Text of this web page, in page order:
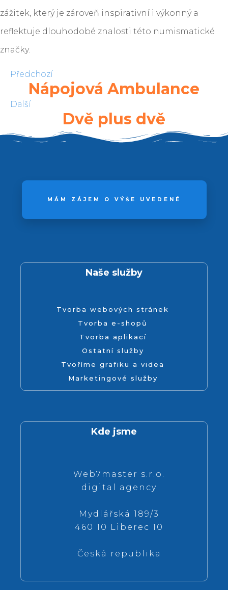
zážitek, který je zároveň inspirativní i výkonný a
reflektuje dlouhodobé znalosti této numismatické
značky.
Předchozí
Nápojová Ambulance
Další
Dvě plus dvě
MÁM ZÁJEM O VÝŠE UVEDENÉ
Naše služby
Tvorba webových stránek
Tvorba e-shopů
Tvorba aplikací
Ostatní služby
Tvoříme grafiku a videa
Marketingové služby
Kde jsme
Web7master s.r.o.
digital agency
Mydlářská 189/3
460 10 Liberec 10
Česká republika